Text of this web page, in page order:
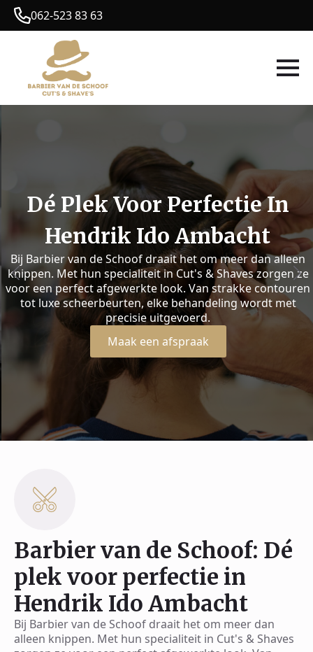
062-523 83 63
Dé Plek Voor Perfectie In
Hendrik Ido Ambacht
Bij Barbier van de Schoof draait het om meer dan alleen
knippen. Met hun specialiteit in Cut's & Shaves zorgen ze
voor een perfect afgewerkte look. Van strakke contouren
tot luxe scheerbeurten, elke behandeling wordt met
precisie uitgevoerd.
Maak een afspraak
Barbier van de Schoof: Dé
plek voor perfectie in
Hendrik Ido Ambacht
Bij Barbier van de Schoof draait het om meer dan
alleen knippen. Met hun specialiteit in Cut's & Shaves